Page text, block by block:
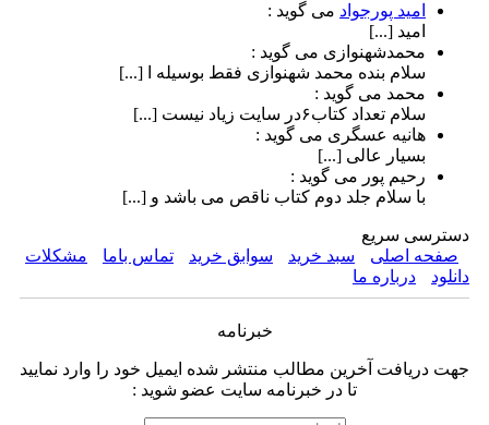
امید پورجواد می گوید :
امید [...]
محمدشهنوازی می گوید :
سلام بنده محمد شهنوازی فقط بوسیله ا [...]
محمد می گوید :
سلام تعداد کتاب۶در سایت زیاد نیست [...]
هانیه عسگری می گوید :
بسیار عالی [...]
رحیم پور می گوید :
با سلام جلد دوم کتاب ناقص می باشد و [...]
دسترسی سریع
صفحه اصلی
سبد خرید سوابق خرید تماس باما
مشکلات
دانلود
درباره ما
خبرنامه
جهت دریافت آخرین مطالب منتشر شده ایمیل خود را وارد نمایید
تا در خبرنامه سایت عضو شوید :